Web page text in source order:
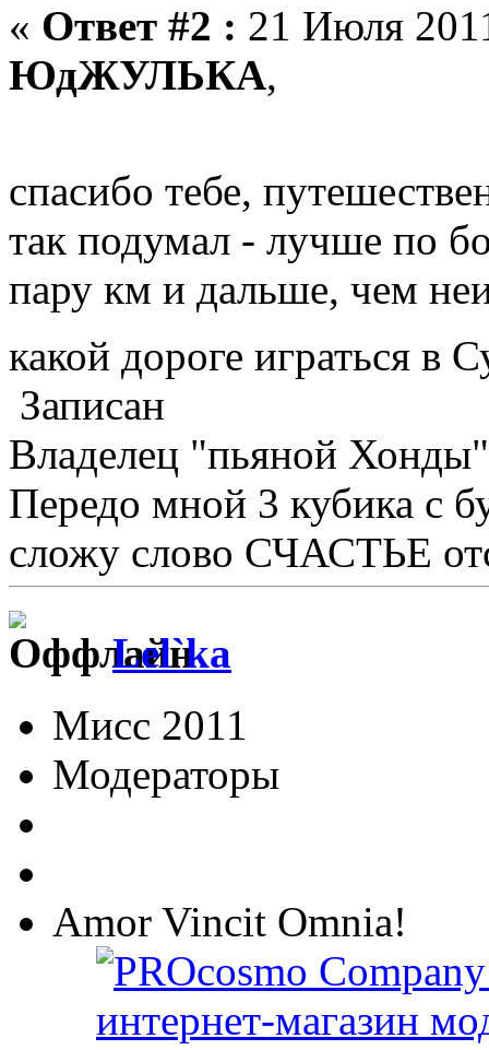
« Ответ #2 : 21 Июля
ЮдЖУЛЬКА,
спасибо тебе,
так подумал - лучше по
пару км и дальше, чем
какой дороге играться в
Записан
Владелец "пьяной Хонды"
Передо мной 3 кубика с
сложу слово СЧАСТЬЕ
Lel`ka
Мисс 2011
Модераторы
Amor Vincit Omnia!